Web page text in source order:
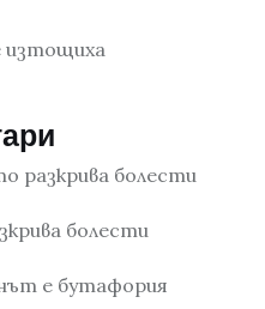
изтощиха
разкрива болести
болести
е бутафория